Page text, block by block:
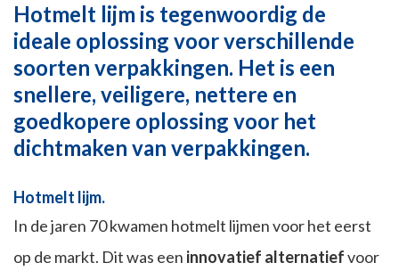
Hotmelt lijm is tegenwoordig de
ideale oplossing voor verschillende
soorten verpakkingen. Het is een
snellere, veiligere, nettere en
goedkopere oplossing voor het
dichtmaken van verpakkingen.
Hotmelt lijm.
In de jaren 70 kwamen hotmelt lijmen voor het eerst
op de markt. Dit was een innovatief alternatiefvoor